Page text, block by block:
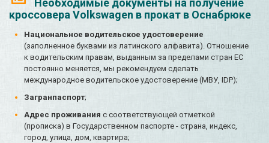
Необходимые документы на получение
кроссовера Volkswagen в прокат в Оснабрюке
Национальное водительское удостоверение
(заполненное буквами из латинского алфавита). Отношение
к водительским правам, выданным за пределами стран ЕС
постоянно меняется, мы рекомендуем сделать
международное водительское удостоверение (МВУ, IDP);
Загранпаспорт;
Адрес проживания с соответствующей отметкой
(прописка) в Государственном паспорте - страна, индекс,
город, улица, дом, квартира;